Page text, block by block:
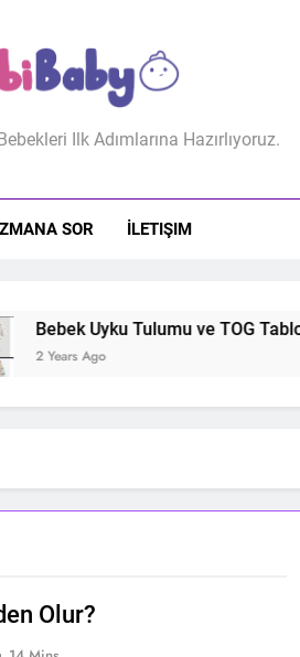
Ilk Adımlarına Hazırlıyoruz.
SOR İLETIŞIM
Bebek Uyku Tulumu ve TOG
2 Years Ago
Olur?